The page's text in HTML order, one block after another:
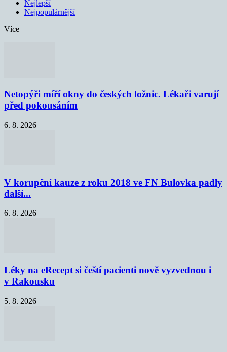
Nejlepší
Nejpopulárnější
Více
Netopýři míří okny do českých ložnic. Lékaři varují
před pokousáním
6. 8. 2026
V korupční kauze z roku 2018 ve FN Bulovka padly
další...
6. 8. 2026
Léky na eRecept si čeští pacienti nově vyzvednou i
v Rakousku
5. 8. 2026